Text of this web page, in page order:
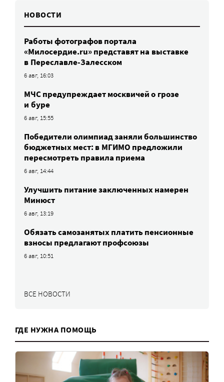
НОВОСТИ
Работы фотографов портала
«Милосердие.ru» представят на выставке
в Переславле-Залесском
6 авг, 16:03
МЧС предупреждает москвичей о грозе
и буре
6 авг, 15:55
Победители олимпиад заняли большинство
бюджетных мест: в МГИМО предложили
пересмотреть правила приема
6 авг, 14:44
Улучшить питание заключенных намерен
Минюст
6 авг, 13:19
Обязать самозанятых платить пенсионные
взносы предлагают профсоюзы
6 авг, 10:51
ВСЕ НОВОСТИ
ГДЕ НУЖНА ПОМОЩЬ